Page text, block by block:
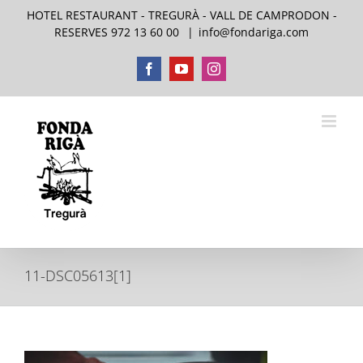
HOTEL RESTAURANT - TREGURÀ - VALL DE CAMPRODON -
RESERVES 972 13 60 00
| info@fondariga.com
FacebookYouTubeInstagram
11-DSC05613[1]